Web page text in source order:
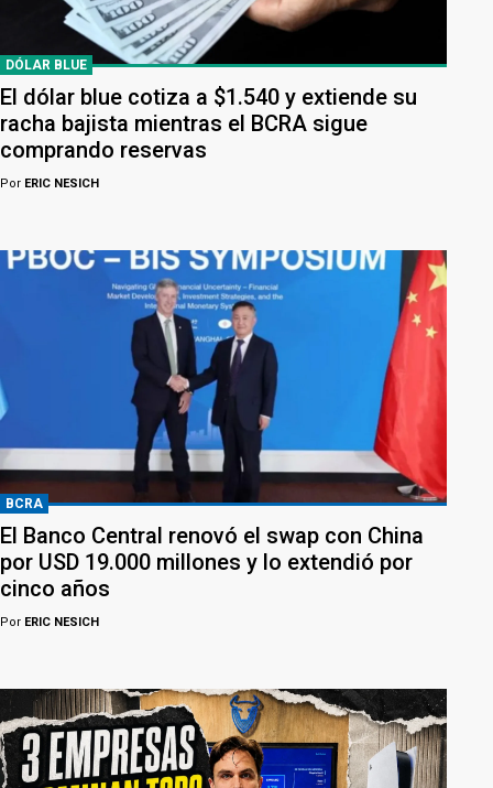
DÓLAR BLUE
El dólar blue cotiza a $1.540 y extiende su
racha bajista mientras el BCRA sigue
comprando reservas
Por ERIC NESICH
BCRA
El Banco Central renovó el swap con China
por USD 19.000 millones y lo extendió por
cinco años
Por ERIC NESICH